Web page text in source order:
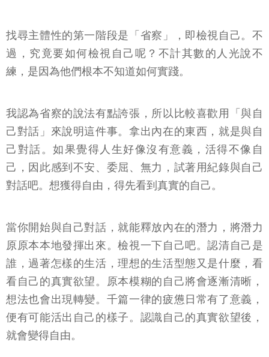
找尋主體性的第一階段是「省察」，即檢視自己。不
過，究竟要如何檢視自己呢？不計其數的人光說不
練，是因為他們根本不知道如何實踐。
我認為省察的說法有點誇張，所以比較喜歡用「與自
己對話」來說明這件事。拿出內在的東西，就是與自
己對話。如果覺得人生好像沒有意義，活得不像自
己，因此感到不安、委屈、無力，試著用紀錄與自己
對話吧。想獲得自由，得先看到真實的自己。
當你開始與自己對話，就能釋放內在的潛力，將潛力
原原本本地發揮出來。檢視一下自己吧。認清自己是
誰，過著怎樣的生活，理想的生活型態又是什麼，看
看自己的真實欲望。原本模糊的自己將會逐漸清晰，
想法也會出現轉變。千篇一律的疲憊日常有了意義，
便有可能活出自己的樣子。認識自己的真實欲望後，
就會變得自由。